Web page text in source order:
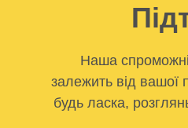
Наша
залежить від вашої
будь ласка,